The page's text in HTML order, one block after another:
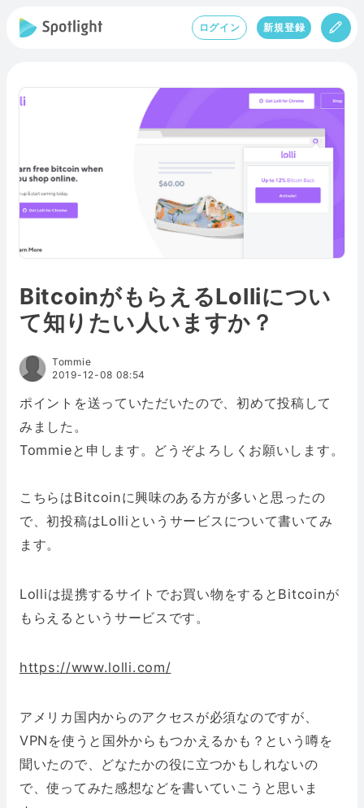
ログイン 新規登録
BitcoinがもらえるLolliについ
て知りたい人いますか？
Tommie
2019-12-08 08:54
ポイントを送っていただいたので、初めて投稿して
みました。
Tommieと申します。どうぞよろしくお願いします。
こちらはBitcoinに興味のある方が多いと思ったの
で、初投稿はLolliというサービスについて書いてみ
ます。
Lolliは提携するサイトでお買い物をするとBitcoinが
もらえるというサービスです。
https://www.lolli.com/
アメリカ国内からのアクセスが必須なのですが、
VPNを使うと国外からもつかえるかも？という噂を
聞いたので、どなたかの役に立つかもしれないの
で、使ってみた感想などを書いていこうと思いま